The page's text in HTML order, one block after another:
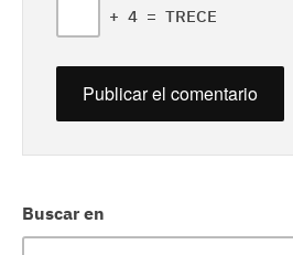
Buscar en
+ 4 = TRECE